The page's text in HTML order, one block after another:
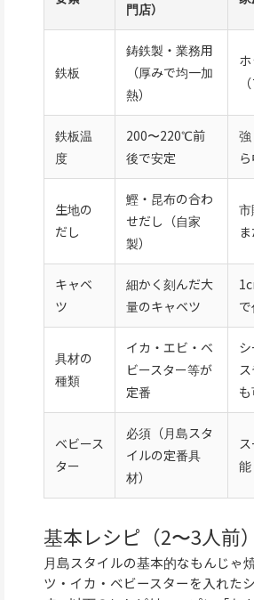
門店）
鉄板
鋳鉄製・業務用
（厚みで均一加
熱）
鉄板温
度
200〜220℃前
後で安定
生地の
だし
鰹・昆布の合わ
せだし（自家
製）
キャベ
ツ
細かく刻んだ大
量のキャベツ
具材の
種類
イカ・エビ・ベ
ビースター等が
定番
ベビース
ター
必須（月島スタ
イルの定番具
材）
能
基本レシピ（2〜3人前）
月島スタイルの基本的なもんじゃ
ツ・イカ・ベビースターを入れた